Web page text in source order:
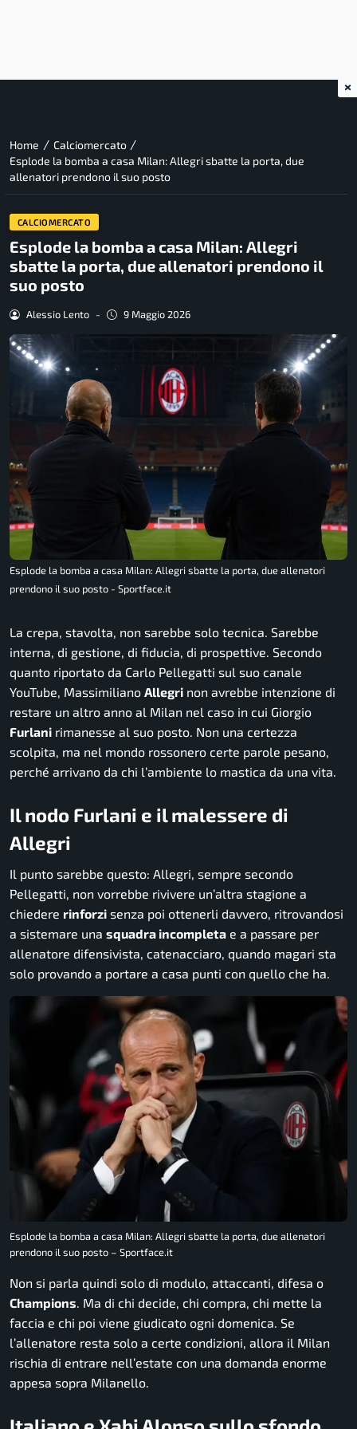
Home / Calciomercato /
Esplode la bomba a casa Milan: Allegri sbatte la porta, due
allenatori prendono il suo posto
CALCIOMERCATO
Esplode la bomba a casa Milan: Allegri
sbatte la porta, due allenatori prendono il
suo posto
Alessio Lento - 9 Maggio 2026
Esplode la bomba a casa Milan: Allegri sbatte la porta, due allenatori
prendono il suo posto - Sportface.it
La crepa, stavolta, non sarebbe solo tecnica. Sarebbe
interna, di gestione, di fiducia, di prospettive. Secondo
quanto riportato da Carlo Pellegatti sul suo canale
YouTube, Massimiliano Allegri non avrebbe intenzione di
restare un altro anno al Milan nel caso in cui Giorgio
Furlani rimanesse al suo posto. Non una certezza
scolpita, ma nel mondo rossonero certe parole pesano,
perché arrivano da chi l’ambiente lo mastica da una vita.
Il nodo Furlani e il malessere di
Allegri
Il punto sarebbe questo: Allegri, sempre secondo
Pellegatti, non vorrebbe rivivere un’altra stagione a
chiedere rinforzi senza poi ottenerli davvero, ritrovandosi
a sistemare una squadra incompleta e a passare per
allenatore difensivista, catenacciaro, quando magari sta
solo provando a portare a casa punti con quello che ha.
Esplode la bomba a casa Milan: Allegri sbatte la porta, due allenatori
prendono il suo posto – Sportface.it
Non si parla quindi solo di modulo, attaccanti, difesa o
Champions. Ma di chi decide, chi compra, chi mette la
faccia e chi poi viene giudicato ogni domenica. Se
l’allenatore resta solo a certe condizioni, allora il Milan
rischia di entrare nell’estate con una domanda enorme
appesa sopra Milanello.
×